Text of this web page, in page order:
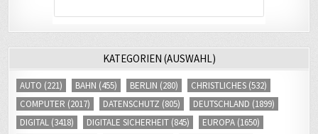
KATEGORIEN (AUSWAHL)
AUTO (221) BAHN (455) BERLIN (280) CHRISTLICHES (532)
COMPUTER (2017) DATENSCHUTZ (805) DEUTSCHLAND (1899)
DIGITAL (3418) DIGITALE SICHERHEIT (845) EUROPA (1650)